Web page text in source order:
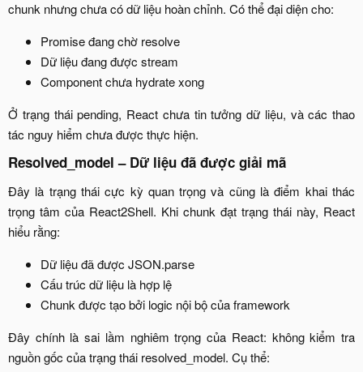
chunk nhưng chưa có dữ liệu hoàn chỉnh. Có thể đại diện cho:​
Promise đang chờ resolve​
Dữ liệu đang được stream​
Component chưa hydrate xong​
Ở trạng thái pending, React chưa tin tưởng dữ liệu, và các thao
tác nguy hiểm chưa được thực hiện.​
Resolved_model – Dữ liệu đã được giải mã
Đây là trạng thái cực kỳ quan trọng và cũng là điểm khai thác
trọng tâm của React2Shell. Khi chunk đạt trạng thái này, React
hiểu rằng:​
Dữ liệu đã được JSON.parse​
Cấu trúc dữ liệu là hợp lệ​
Chunk được tạo bởi logic nội bộ của framework​
Đây chính là sai lầm nghiêm trọng của React: không kiểm tra
nguồn gốc của trạng thái resolved_model. Cụ thể:​